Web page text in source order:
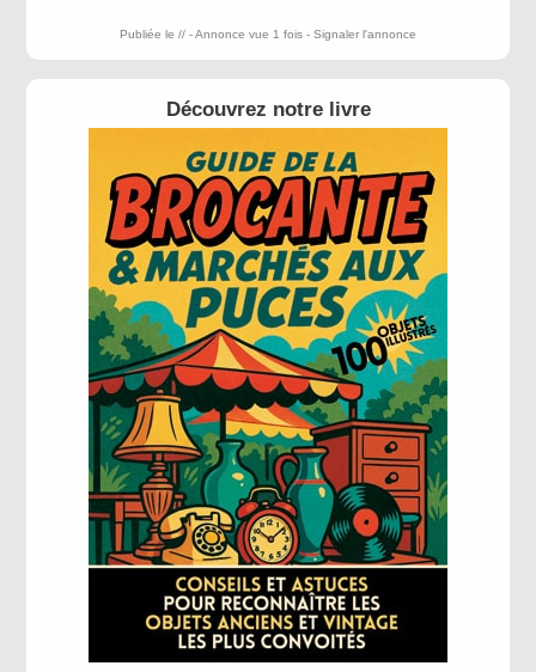
Publiée le // - Annonce vue 1 fois - Signaler l'annonce
Découvrez notre livre